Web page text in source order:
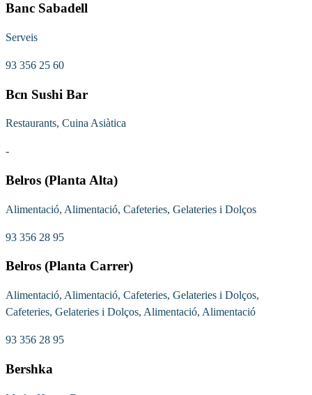
Banc Sabadell
Serveis
93 356 25 60
Bcn Sushi Bar
Restaurants, Cuina Asiàtica
-
Belros (Planta Alta)
Alimentació, Alimentació, Cafeteries, Gelateries i Dolços
93 356 28 95
Belros (Planta Carrer)
Alimentació, Alimentació, Cafeteries, Gelateries i Dolços,
Cafeteries, Gelateries i Dolços, Alimentació, Alimentació
93 356 28 95
Bershka